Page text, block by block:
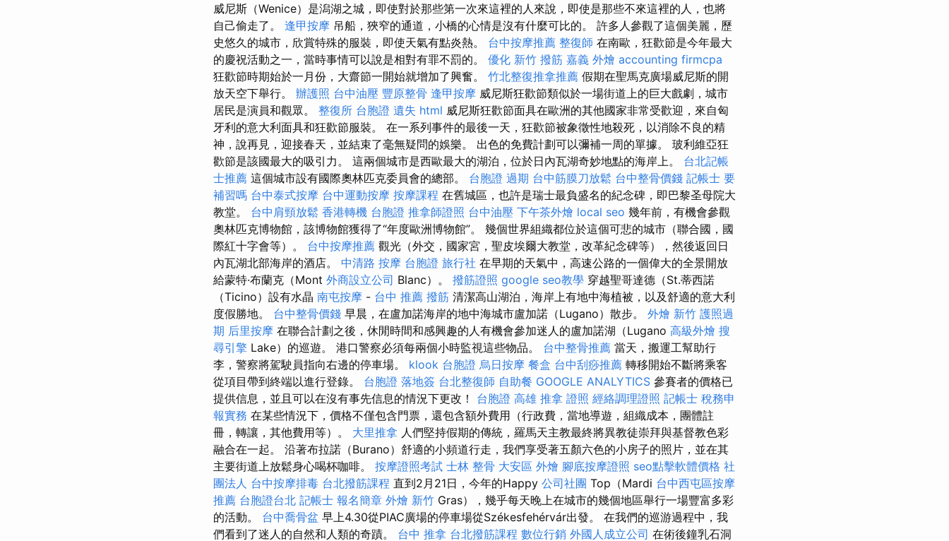
威尼斯（Wenice）是潟湖之城，即使對於那些第一次來這裡的人來說，即使是那些不來這裡的人，也將
自己偷走了。 逢甲按摩 吊船，狹窄的通道，小橋的心情是沒有什麼可比的。 許多人參觀了這個美麗，歷
史悠久的城市，欣賞特殊的服裝，即使天氣有點炎熱。 台中按摩推薦 整復師 在南歐，狂歡節是今年最大
的慶祝活動之一，當時事情可以說是相對有罪不罰的。 優化 新竹 撥筋 嘉義 外燴 accounting firmcpa
狂歡節時期始於一月份，大齋節一開始就增加了興奮。 竹北整復推拿推薦 假期在聖馬克廣場威尼斯的開
放天空下舉行。 辦護照 台中油壓 豐原整骨 逢甲按摩 威尼斯狂歡節類似於一場街道上的巨大戲劇，城市
居民是演員和觀眾。 整復所 台胞證 遺失 html 威尼斯狂歡節面具在歐洲的其他國家非常受歡迎，來自匈
牙利的意大利面具和狂歡節服裝。 在一系列事件的最後一天，狂歡節被象徵性地殺死，以消除不良的精
神，說再見，迎接春天，並結束了毫無疑問的娛樂。 出色的免費計劃可以彌補一周的單據。 玻利維亞狂
歡節是該國最大的吸引力。 這兩個城市是西歐最大的湖泊，位於日內瓦湖奇妙地點的海岸上。 台北記帳
士推薦 這個城市設有國際奧林匹克委員會的總部。 台胞證 過期 台中筋膜刀放鬆 台中整骨價錢 記帳士 要
補習嗎 台中泰式按摩 台中運動按摩 按摩課程 在舊城區，也許是瑞士最負盛名的紀念碑，即巴黎圣母院大
教堂。 台中肩頸放鬆 香港轉機 台胞證 推拿師證照 台中油壓 下午茶外燴 local seo 幾年前，有機會參觀
奧林匹克博物館，該博物館獲得了“年度歐洲博物館”。 幾個世界組織都位於這個可悲的城市（聯合國，國
際紅十字會等）。 台中按摩推薦 觀光（外交，國家宮，聖皮埃爾大教堂，改革紀念碑等），然後返回日
內瓦湖北部海岸的酒店。 中清路 按摩 台胞證 旅行社 在早期的天氣中，高速公路的一個偉大的全景開放
給蒙特·布蘭克（Mont 外商設立公司 Blanc）。 撥筋證照 google seo教學 穿越聖哥達德（St.蒂西諾
（Ticino）設有水晶 南屯按摩 - 台中 推薦 撥筋 清潔高山湖泊，海岸上有地中海植被，以及舒適的意大利
度假勝地。 台中整骨價錢 早晨，在盧加諾海岸的地中海城市盧加諾（Lugano）散步。 外燴 新竹 護照過
期 后里按摩 在聯合計劃之後，休閒時間和感興趣的人有機會參加迷人的盧加諾湖（Lugano 高級外燴 搜
尋引擎 Lake）的巡遊。 港口警察必須每兩個小時監視這些物品。 台中整骨推薦 當天，搬運工幫助行
李，警察將駕駛員指向右邊的停車場。 klook 台胞證 烏日按摩 餐盒 台中刮痧推薦 轉移開始不斷將乘客
從項目帶到終端以進行登錄。 台胞證 落地簽 台北整復師 自助餐 GOOGLE ANALYTICS 參賽者的價格已
提供信息，並且可以在沒有事先信息的情況下更改！ 台胞證 高雄 推拿 證照 經絡調理證照 記帳士 稅務申
報實務 在某些情況下，價格不僅包含門票，還包含額外費用（行政費，當地導遊，組織成本，團體註
冊，轉讓，其他費用等）。 大里推拿 人們堅持假期的傳統，羅馬天主教最終將異教徒崇拜與基督教色彩
融合在一起。 沿著布拉諾（Burano）舒適的小頻道行走，我們享受著五顏六色的小房子的照片，並在其
主要街道上放鬆身心喝杯咖啡。 按摩證照考試 士林 整骨 大安區 外燴 腳底按摩證照 seo點擊軟體價格 社
團法人 台中按摩排毒 台北撥筋課程 直到2月21日，今年的Happy 公司社團 Top（Mardi 台中西屯區按摩
推薦 台胞證台北 記帳士 報名簡章 外燴 新竹 Gras），幾乎每天晚上在城市的幾個地區舉行一場豐富多彩
的活動。 台中喬骨盆 早上4.30從PIAC廣場的停車場從Székesfehérvár出發。 在我們的巡游過程中，我
們看到了迷人的自然和人類的奇蹟。 台中 推拿 台北撥筋課程 數位行銷 外國人成立公司 在術後鐘乳石洞